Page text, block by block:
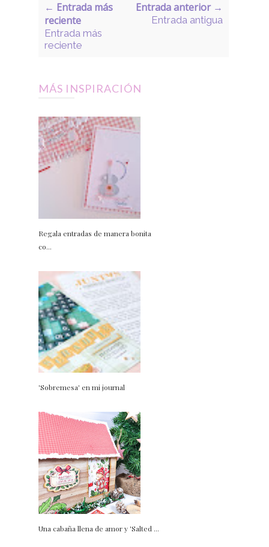
← Entrada más
reciente
Entrada más
reciente
Entrada anterior →
Entrada antigua
MÁS INSPIRACIÓN
Regala entradas de manera bonita
co...
'Sobremesa' en mi journal
Una cabaña llena de amor y 'Salted ...